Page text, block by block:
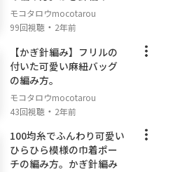
モコタロウmocotarou
99回視聴 ・ 2年前
【かぎ針編み】フリルの
付いた可愛い麻紐バッグ
の編み方。
モコタロウmocotarou
43回視聴 ・ 2年前
100均糸でふんわり可愛い
ひらひら模様の巾着ポー
チの編み方。かぎ針編み